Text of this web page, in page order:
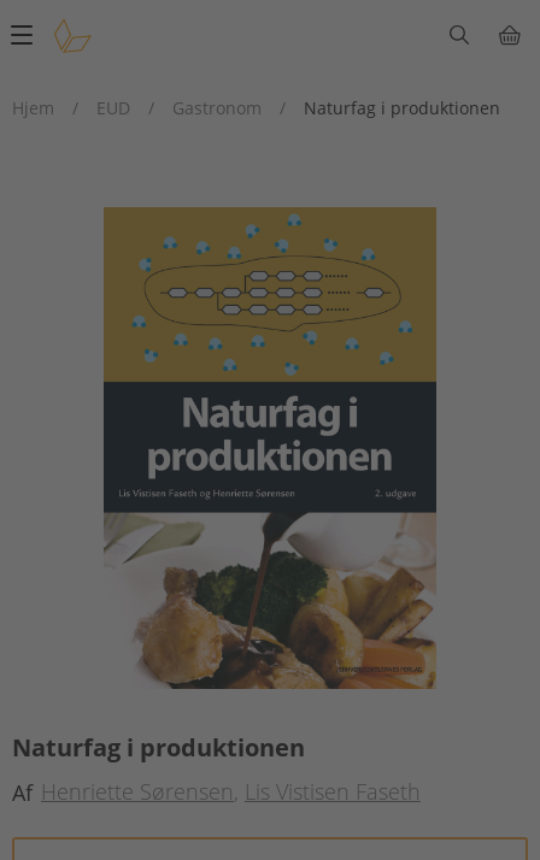
Main
Hjem
/ EUD / Gastronom / Naturfag i produktionen
Naturfag i produktionen
Af Henriette Sørensen Lis Vistisen Faseth